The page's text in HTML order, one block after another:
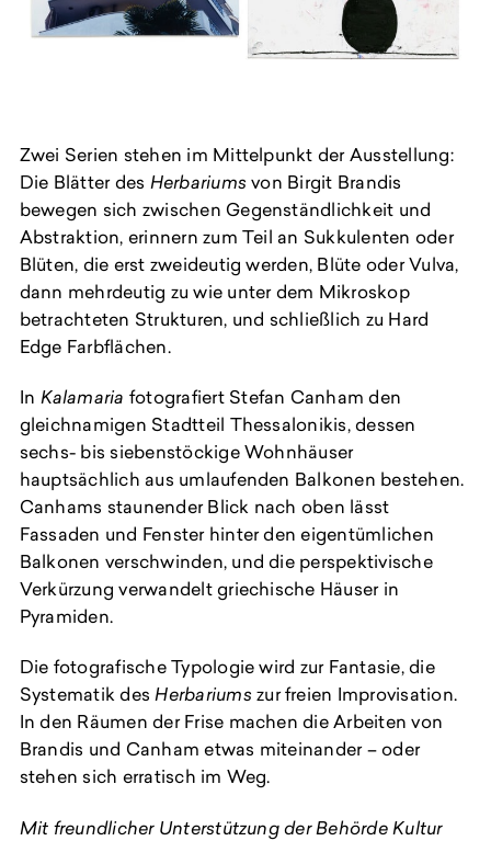
Zwei Serien stehen im Mittelpunkt der Ausstellung:
Die Blätter des Herbariums von Birgit Brandis
bewegen sich zwischen Gegenständlichkeit und
Abstraktion, erinnern zum Teil an Sukkulenten oder
Blüten, die erst zweideutig werden, Blüte oder Vulva,
dann mehrdeutig zu wie unter dem Mikroskop
betrachteten Strukturen, und schließlich zu Hard
Edge Farbflächen.
In Kalamaria fotografiert Stefan Canham den
gleichnamigen Stadtteil Thessalonikis, dessen
sechs- bis siebenstöckige Wohnhäuser
hauptsächlich aus umlaufenden Balkonen bestehen.
Canhams staunender Blick nach oben lässt
Fassaden und Fenster hinter den eigentümlichen
Balkonen verschwinden, und die perspektivische
Verkürzung verwandelt griechische Häuser in
Pyramiden.
Die fotografische Typologie wird zur Fantasie, die
Systematik desHerbariums zur freien Improvisation.
In den Räumen der Frise machen die Arbeiten von
Brandis und Canham etwas miteinander – oder
stehen sich erratisch im Weg.
Mit freundlicher Unterstützung der Behörde Kultur